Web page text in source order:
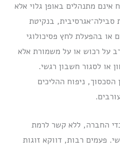
מתנהלים באופן גלוי אלא
סבילה־אגרסיבית, בנקיטת
או בהפעלת לחץ פסיכולוגי
על רכוש או על משמורת אלא
או לסגור חשבון רגשי.
הסכסוך, ניפוח ההליכים
החברה, ללא קשר לרמת
פעמים רבות, דווקא זוגות